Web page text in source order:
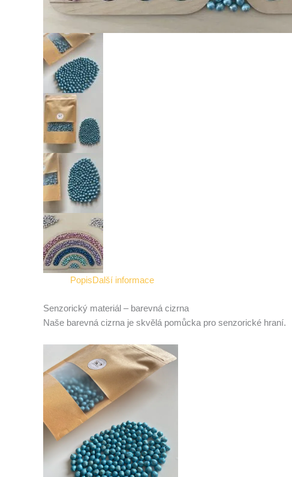
PopisDalší informace
Senzorický materiál – barevná cizrna
Naše barevná cizrna je skvělá pomůcka pro senzorické hraní.